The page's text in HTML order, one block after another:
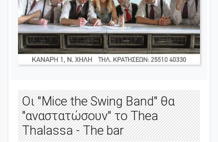
Οι "Mice the Swing Band" θα
"αναστατώσουν" το Thea
Thalassa - Τhe bar